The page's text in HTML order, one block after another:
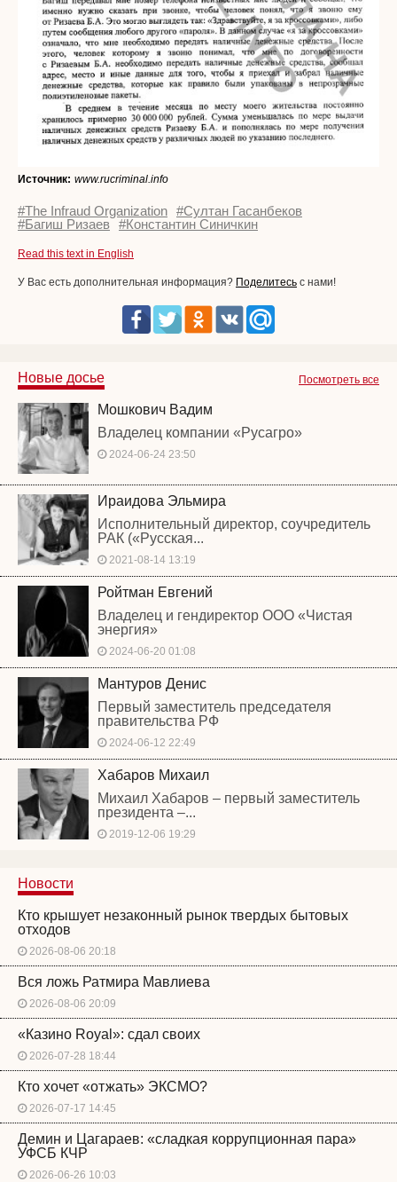
Источник: www.rucriminal.info
#The Infraud Organization #Султан Гасанбеков
#Багиш Ризаев #Константин Синичкин
Read this text in English
У Вас есть дополнительная информация? Поделитесь с нами!
Посмотреть все
Новые досье
Мошкович Вадим
Владелец компании «Русагро»
2024-06-24 23:50
Ираидова Эльмира
Исполнительный директор, соучредитель
РАК («Русская...
2021-08-14 13:19
Ройтман Евгений
Владелец и гендиректор ООО «Чистая
энергия»
2024-06-20 01:08
Мантуров Денис
Первый заместитель председателя
правительства РФ
2024-06-12 22:49
Хабаров Михаил
Михаил Хабаров – первый заместитель
президента –...
2019-12-06 19:29
Новости
Кто крышует незаконный рынок твердых бытовых
отходов
2026-08-06 20:18
Вся ложь Ратмира Мавлиева
2026-08-06 20:09
«Казино Royal»: сдал своих
2026-07-28 18:44
Кто хочет «отжать» ЭКСМО?
2026-07-17 14:45
Демин и Цагараев: «сладкая коррупционная пара»
УФСБ КЧР
2026-06-26 10:03